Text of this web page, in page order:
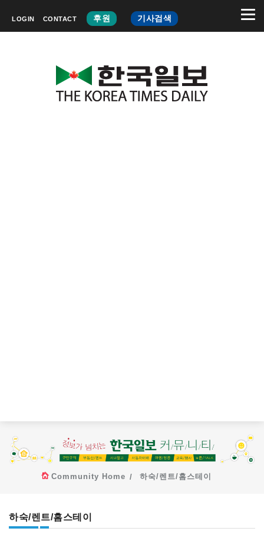
LOGIN CONTACT 후원 기사검색
Community Home 하숙/렌트/홈스테이
하숙/렌트/홈스테이